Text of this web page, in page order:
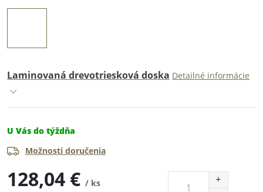
Laminovaná drevotriesková doska Detailné informácie
U Vás do týždňa
Možnosti doručenia
128,04 € / ks